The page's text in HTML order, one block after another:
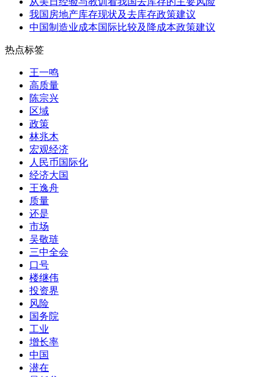
我国房地产库存现状及去库存政策建议
中国制造业成本国际比较及降成本政策建议
热点标签
王一鸣
高质量
陈宗兴
区域
政策
林兆木
宏观经济
人民币国际化
经济大国
王逸舟
质量
还是
市场
吴敬琏
三中全会
口号
楼继伟
投资界
风险
国务院
工业
增长率
中国
潜在